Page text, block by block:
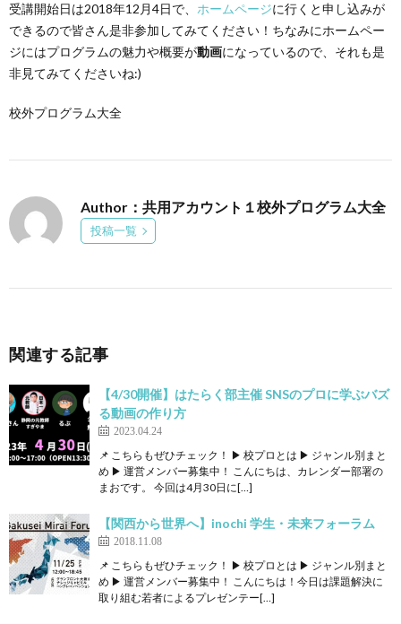
受講開始日は2018年12月4日で、 ホームページに行くと申し込みが
できるので皆さん是非参加してみてください！ちなみにホームペー
ジにはプログラムの魅力や概要が動画になっているので、それも是
非見てみてくださいね:)
校外プログラム大全
Author：共用アカウント１校外プログラム大全
投稿一覧
関連する記事
【4/30開催】はたらく部主催 SNSのプロに学ぶバズ
る動画の作り方
2023.04.24
📌 こちらもぜひチェック！ ▶ 校プロとは ▶ ジャンル別まと
め ▶ 運営メンバー募集中！ こんにちは、カレンダー部署の
まおです。 今回は4月30日に[…]
【関西から世界へ】inochi 学生・未来フォーラム
2018.11.08
📌 こちらもぜひチェック！ ▶ 校プロとは ▶ ジャンル別まと
め ▶ 運営メンバー募集中！ こんにちは！今日は課題解決に
取り組む若者によるプレゼンテー[…]